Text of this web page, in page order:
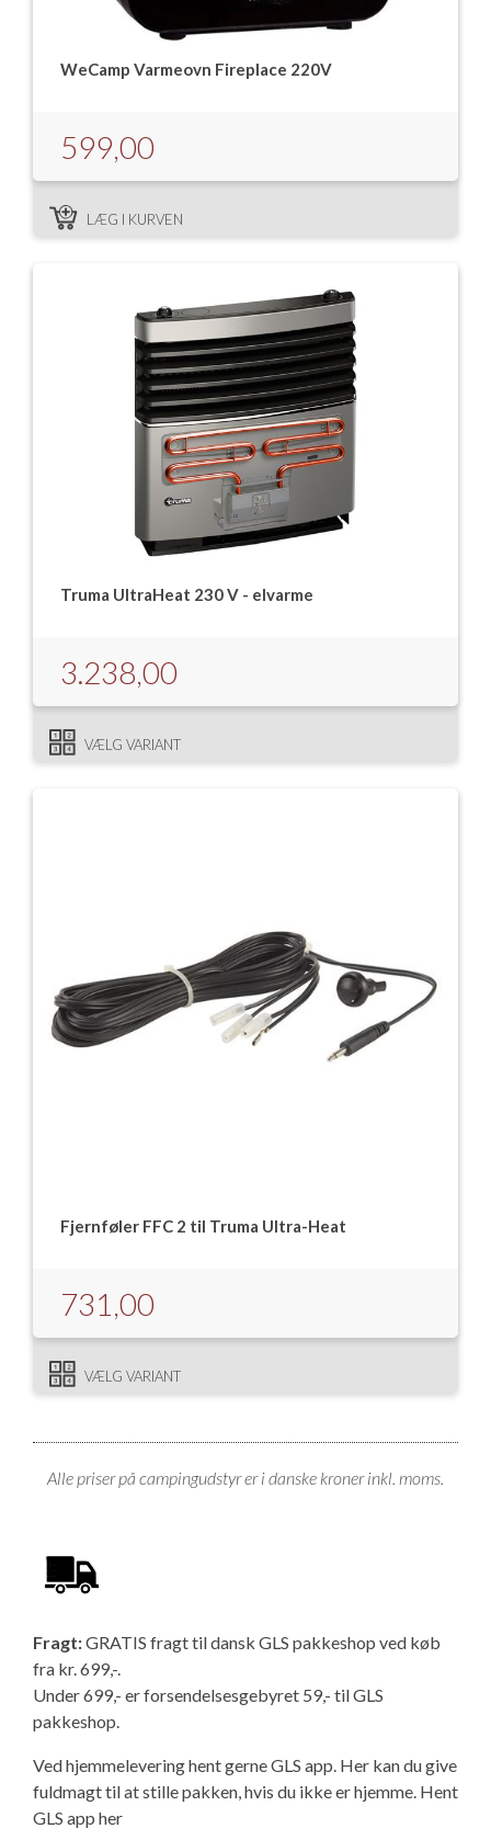
WeCamp Varmeovn Fireplace 220V
599,00
LÆG I KURVEN
Truma UltraHeat 230 V - elvarme
3.238,00
VÆLG VARIANT
Fjernføler FFC 2 til Truma Ultra-Heat
731,00
VÆLG VARIANT
Alle priser på campingudstyr er i danske kroner inkl. moms.
Fragt:GRATIS fragt til dansk GLS pakkeshop ved køb
fra kr. 699,-.
Under 699,- er forsendelsesgebyret 59,- til GLS
pakkeshop.
Ved hjemmelevering hent gerne GLS app. Her kan du give
fuldmagt til at stille pakken, hvis du ikke er hjemme. Hent
GLS app her